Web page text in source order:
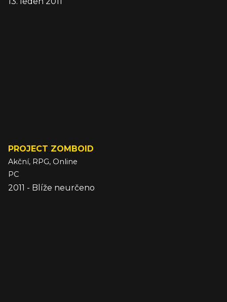
PROJECT ZOMBOID
Akční, RPG, Online
PC
2011 - Blíže neurčeno